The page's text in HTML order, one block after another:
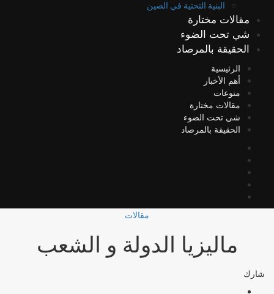
البنية التحتية في الصين
مقالات مختارة
شي تحت الضوء
الحقيقة بالمرصاد
الرئيسية
أهم الأخبار
منوعات
مقالات مختارة
شي تحت الضوء
الحقيقة بالمرصاد
مقالات
ماليزيا الدولة و الشعب
شارك